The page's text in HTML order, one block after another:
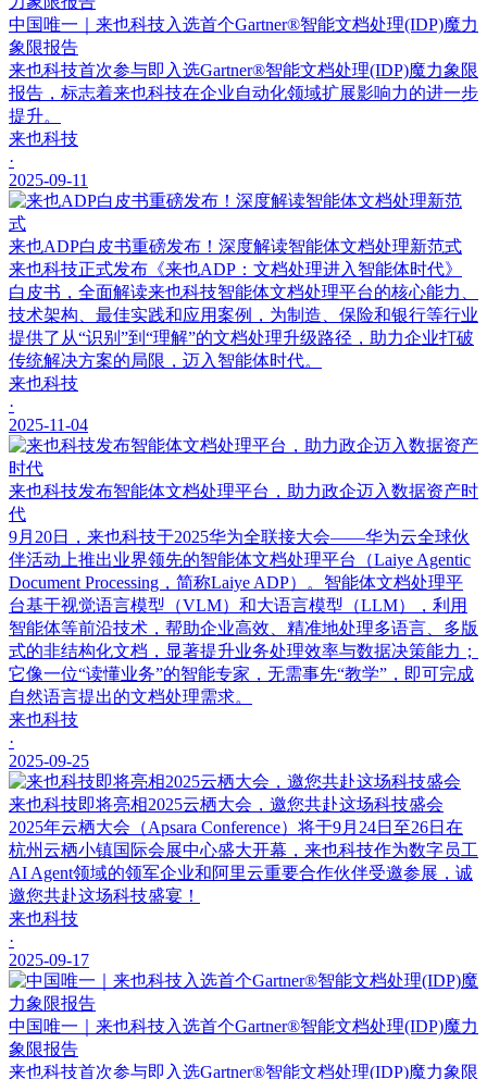
中国唯一｜来也科技入选首个Gartner®智能文档处理(IDP)魔力
象限报告
来也科技首次参与即入选Gartner®智能文档处理(IDP)魔力象限
报告，标志着来也科技在企业自动化领域扩展影响力的进一步
提升。
来也科技
·
2025-09-11
来也ADP白皮书重磅发布！深度解读智能体文档处理新范式
来也科技正式发布《来也ADP：文档处理进入智能体时代》
白皮书，全面解读来也科技智能体文档处理平台的核心能力、
技术架构、最佳实践和应用案例，为制造、保险和银行等行业
提供了从“识别”到“理解”的文档处理升级路径，助力企业打破
传统解决方案的局限，迈入智能体时代。
来也科技
·
2025-11-04
来也科技发布智能体文档处理平台，助力政企迈入数据资产时
代
9月20日，来也科技于2025华为全联接大会——华为云全球伙
伴活动上推出业界领先的智能体文档处理平台（Laiye Agentic
Document Processing，简称Laiye ADP）。智能体文档处理平
台基于视觉语言模型（VLM）和大语言模型（LLM），利用
智能体等前沿技术，帮助企业高效、精准地处理多语言、多版
式的非结构化文档，显著提升业务处理效率与数据决策能力；
它像一位“读懂业务”的智能专家，无需事先“教学”，即可完成
自然语言提出的文档处理需求。
来也科技
·
2025-09-25
来也科技即将亮相2025云栖大会，邀您共赴这场科技盛会
2025年云栖大会（Apsara Conference）将于9月24日至26日在
杭州云栖小镇国际会展中心盛大开幕，来也科技作为数字员工
AI Agent领域的领军企业和阿里云重要合作伙伴受邀参展，诚
邀您共赴这场科技盛宴！
来也科技
·
2025-09-17
中国唯一｜来也科技入选首个Gartner®智能文档处理(IDP)魔力
象限报告
来也科技首次参与即入选Gartner®智能文档处理(IDP)魔力象限